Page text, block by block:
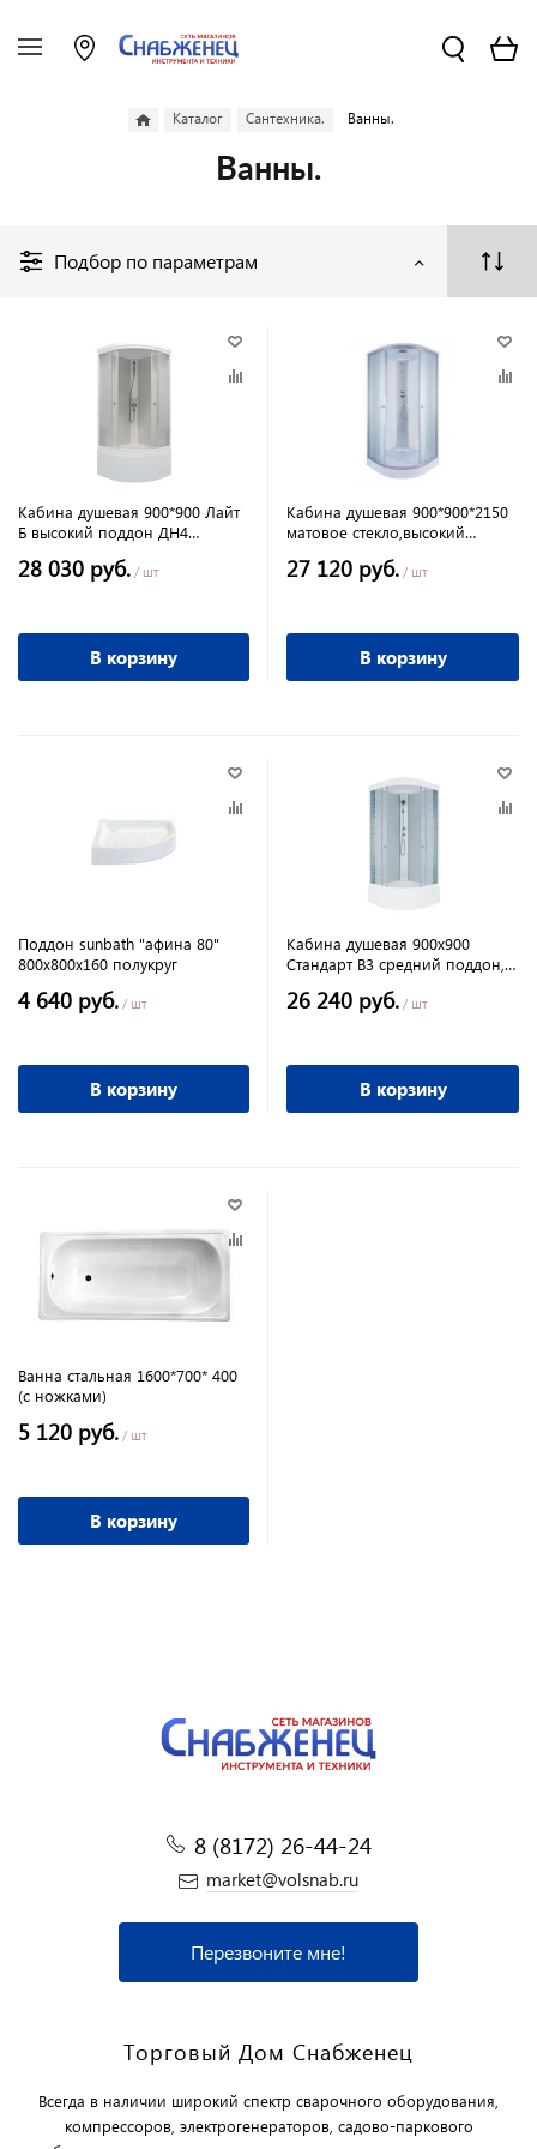
Каталог Сантехника. Ванны.
Ванны.
Подбор по параметрам
Кабина душевая 900*900 Лайт
Б высокий поддон ДН4
28 030 руб. / шт
В корзину
Кабина душевая 900*900*2150
матовое стекло,высокий
27 120 руб. / шт
В корзину
Поддон sunbath "афина 80"
800х800х160 полукруг
4 640 руб. / шт
В корзину
Кабина душевая 900х900
Стандарт В3 средний поддон,
26 240 руб. / шт
В корзину
Ванна стальная 1600*700* 400
(с ножками)
5 120 руб. / шт
В корзину
8 (8172) 26-44-24
market@volsnab.ru
Перезвоните мне!
Торговый Дом Снабженец
Всегда в наличии широкий спектр сварочного оборудования,
компрессоров, электрогенераторов, садово-паркового